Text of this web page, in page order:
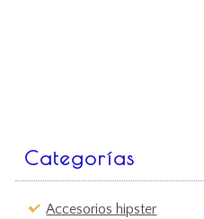
Categorías
Accesorios hipster